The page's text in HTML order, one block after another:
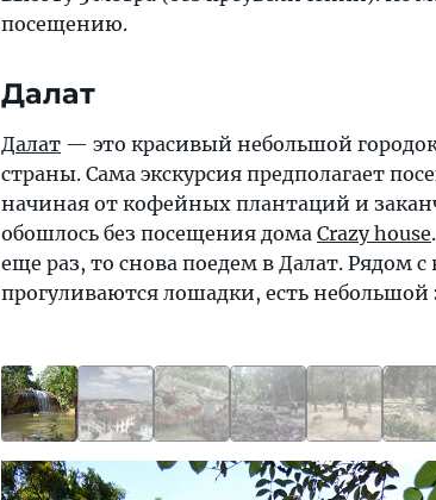
посещению.
Далат
Далат — это красивый небольшой
страны. Сама экскурсия предполагает
начиная от кофейных плантаций и
обошлось без посещения дома Crazy house
еще раз, то снова поедем в Далат. Рядом
прогуливаются лошадки, есть небольшой